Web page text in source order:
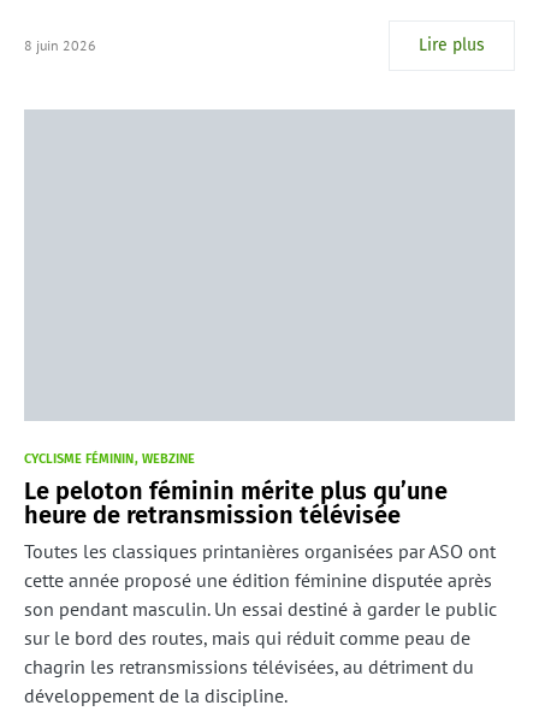
8 juin 2026 Lire plus
CYCLISME FÉMININ WEBZINE
Le peloton féminin mérite plus qu’une
heure de retransmission télévisée
Toutes les classiques printanières organisées par ASO ont
cette année proposé une édition féminine disputée après
son pendant masculin. Un essai destiné à garder le public
sur le bord des routes, mais qui réduit comme peau de
chagrin les retransmissions télévisées, au détriment du
développement de la discipline.